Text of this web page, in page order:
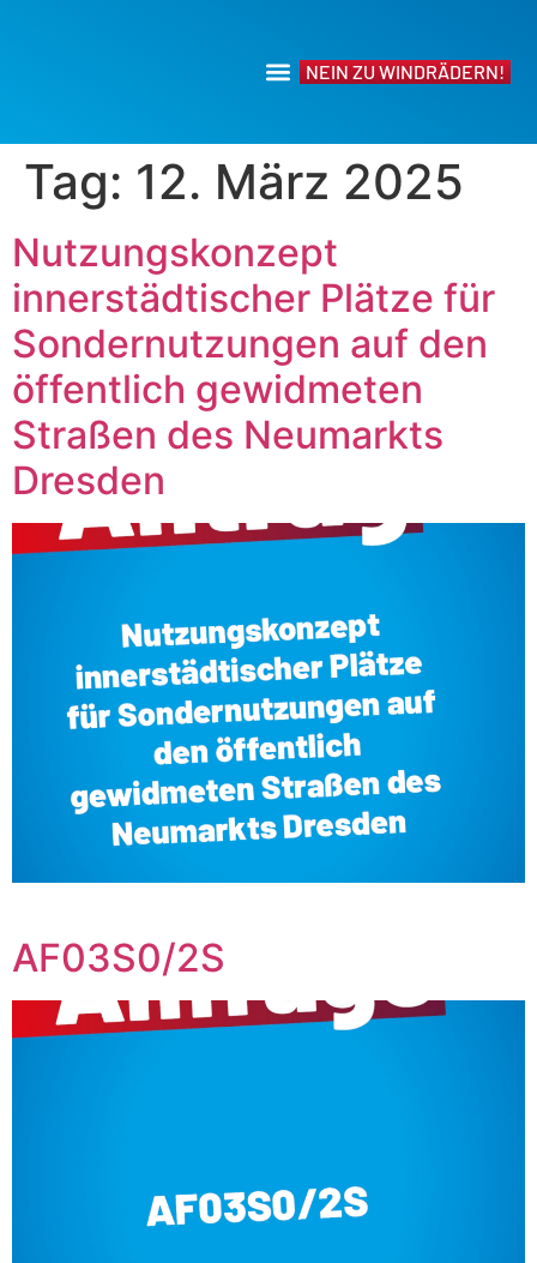
NEIN ZU WINDRÄDERN!
Tag: 12. März 2025
Nutzungskonzept
innerstädtischer Plätze für
Sondernutzungen auf den
öffentlich gewidmeten
Straßen des Neumarkts
Dresden
AF03S0/2S